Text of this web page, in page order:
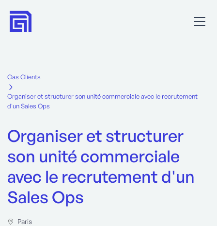
Cas Clients
Organiser et structurer son unité commerciale avec le recrutement
d'un Sales Ops
Organiser et structurer
son unité commerciale
avec le recrutement d'un
Sales Ops
Paris